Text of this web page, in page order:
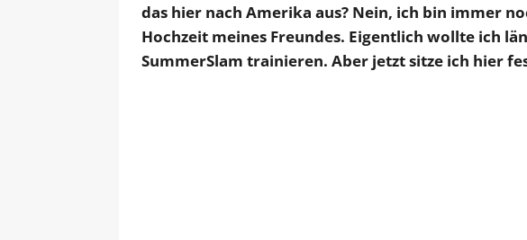
das hier nach Amerika aus? Nein, ich bin immer
Hochzeit meines Freundes. Eigentlich wollte ich
SummerSlam trainieren. Aber jetzt sitze ich hier